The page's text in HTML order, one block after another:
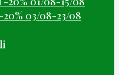
03/08-23/08